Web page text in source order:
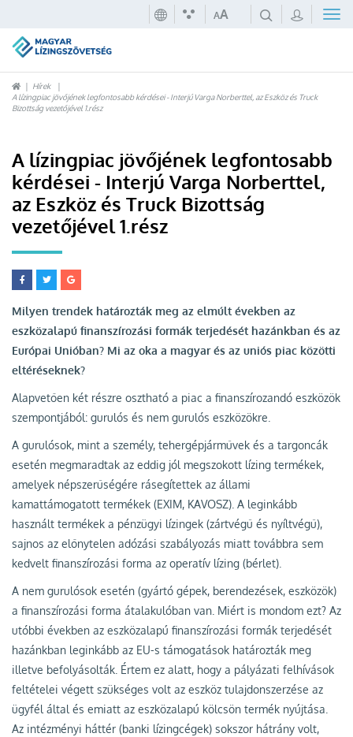
AA
Hírek
A lízingpiac jövőjének legfontosabb kérdései - Interjú Varga Norberttel, az Eszköz és Truck
Bizottság vezetőjével 1.rész
A lízingpiac jövőjének legfontosabb
kérdései - Interjú Varga Norberttel,
az Eszköz és Truck Bizottság
vezetőjével 1.rész
Milyen trendek határozták meg az elmúlt években az
eszközalapú finanszírozási formák terjedését hazánkban és az
Európai Unióban? Mi az oka a magyar és az uniós piac közötti
eltéréseknek?
Alapvetően két részre osztható a piac a finanszírozandó eszközök
szempontjából: gurulós és nem gurulós eszközökre.
A gurulósok, mint a személy, tehergépjárművek és a targoncák
esetén megmaradtak az eddig jól megszokott lízing termékek,
amelyek népszerűségére rásegítettek az állami
kamattámogatott termékek (EXIM, KAVOSZ). A leginkább
használt termékek a pénzügyi lízingek (zártvégű és nyíltvégű),
sajnos az előnytelen adózási szabályozás miatt továbbra sem
kedvelt finanszírozási forma az operatív lízing (bérlet).
A nem gurulósok esetén (gyártó gépek, berendezések, eszközök)
a finanszírozási forma átalakulóban van. Miért is mondom ezt? Az
utóbbi években az eszközalapú finanszírozási formák terjedését
hazánkban leginkább az EU-s támogatások határozták meg
illetve befolyásolták. Értem ez alatt, hogy a pályázati felhívások
feltételei végett szükséges volt az eszköz tulajdonszerzése az
ügyfél által és emiatt az eszközalapú kölcsön termék nyújtása.
Az intézményi háttér (banki lízingcégek) sokszor hátrány volt,